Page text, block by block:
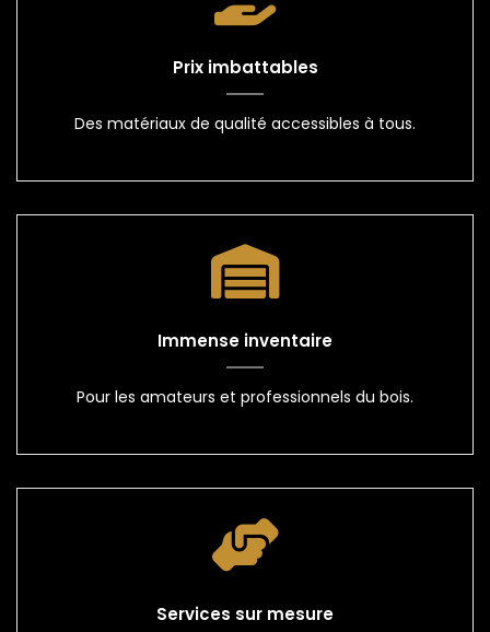
Prix imbattables
Des matériaux de qualité accessibles à tous.
Immense inventaire
Pour les amateurs et professionnels du bois.
Services sur mesure